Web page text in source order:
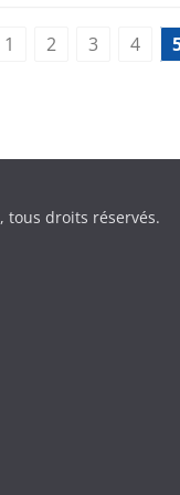
1 2 3 4
, tous droits réservés.